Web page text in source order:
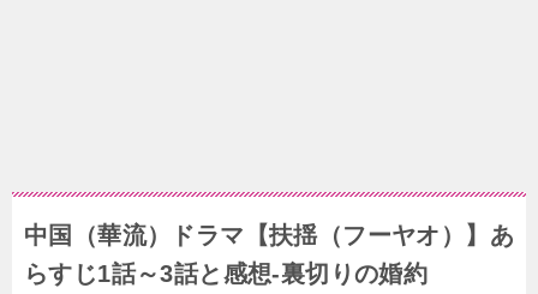
中国（華流）ドラマ【扶揺（フーヤオ）】あ
らすじ1話～3話と感想-裏切りの婚約